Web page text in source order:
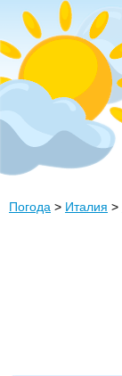
Погода > Италия >